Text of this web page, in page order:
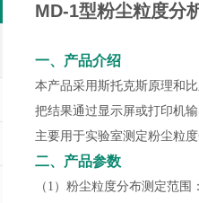
MD-1型粉尘粒度分
一、产品介绍
本产品采用斯托克斯原理和
把结果通过显示屏或打印机
主要用于实验室测定粉尘粒度
二、产品参数
（1）粉尘粒度分布测定范